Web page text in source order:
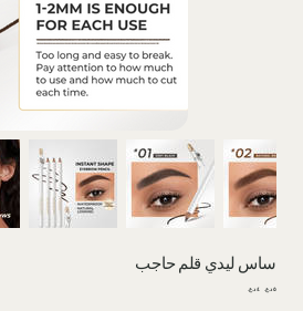
ساس لیدي قلم حاجب
السعرسعر